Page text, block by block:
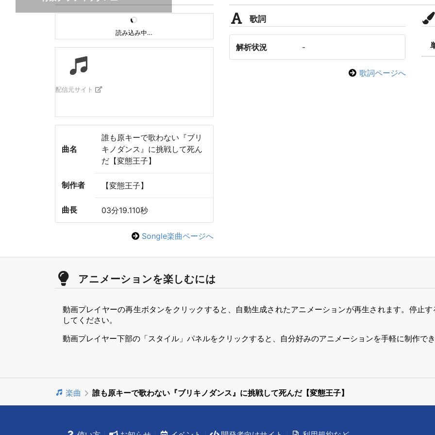
読み込み中…
配信元サイト
曲名
誰も原キーで歌わない『ブリ
キノダンス』に挑戦して死ん
だ【変態王子】
制作者 【変態王子】
曲長 03分19.110秒
Songle楽曲ページへ
歌詞
解析状況 -
歌詞ページへ
アニメーションを楽しむには
動画プレイヤーの再生ボタンをクリックすると、自動生成されたアニメーションが再生されます。停止
してください。
動画プレイヤー下部の「スタイル」パネルをクリックすると、自分好みのアニメーションを手軽に制作でき
楽曲 誰も原キーで歌わない『ブリキノダンス』に挑戦して死んだ【変態王子】